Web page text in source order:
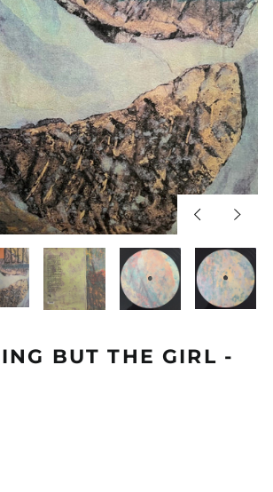
Diapositiva
BUT THE GIRL -